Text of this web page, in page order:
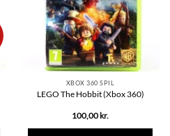
vælges
på
varesiden
XBOX 360 SPIL
LEGO The Hobbit (Xbox 360)
100,00 kr.